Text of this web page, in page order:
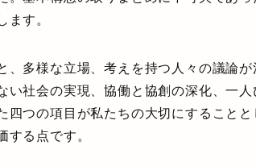
ます。
多様な立場、考えを持つ人々の議論が
社会の実現、協働と協創の深化、一人
つの項目が私たちの大切にすることと
する点です。